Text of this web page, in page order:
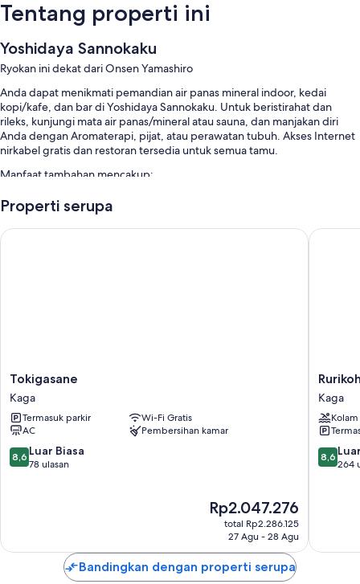
Tentang properti ini
Yoshidaya Sannokaku
Ryokan ini dekat dari Onsen Yamashiro
Anda dapat menikmati pemandian air panas mineral indoor, kedai
kopi/kafe, dan bar di Yoshidaya Sannokaku. Untuk beristirahat dan
rileks, kunjungi mata air panas/mineral atau sauna, dan manjakan diri
Anda dengan Aromaterapi, pijat, atau perawatan tubuh. Akses Internet
nirkabel gratis dan restoran tersedia untuk semua tamu.
Manfaat tambahan mencakup:
Kolam renang outdoor musiman
Sarapan prasmanan (biaya tambahan), layanan penjemputan dari
Fasilitas lainnya termasuk:
Kursi makan untuk bayi, Tempat mandi bayi, dan Peralatan makan
anak-anak
Toilet dengan toilet elektronik, perlengkapan mandi gratis, dan
pengering rambut
Properti serupa
Tokigasane
Kaga
Tokigasane
Kaga
Termasuk parkir
Wi-Fi Gratis
AC
Pembersihan kamar
8.6
dari
8,6 Luar Biasa
78 ulasan
Harga
sekarang
Rp2.047.276
Rp2.047.276
total Rp2.286.125
27 Agu - 28 Agu
Tokigasane
Rurikoh
Kaga
Kaga
8.6
dari
8,6
264
Rurikoh
Bandingkan dengan properti serupa